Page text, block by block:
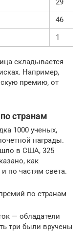
29
46
1
складывается
Например,
премию, от
странам
1000 ученых,
награды.
в США, 325
как
по частям света.
по странам
— обладатели
три были вручены